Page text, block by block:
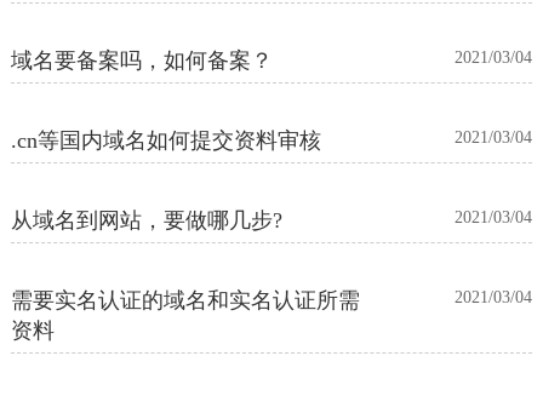
域名要备案吗，如何备案？ 2021/03/04
.cn等国内域名如何提交资料审核 2021/03/04
从域名到网站，要做哪几步? 2021/03/04
需要实名认证的域名和实名认证所需
资料
2021/03/04